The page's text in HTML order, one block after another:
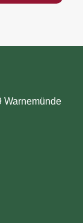
Warnemünde